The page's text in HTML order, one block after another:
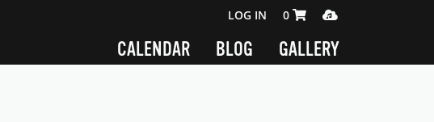
CALENDAR BLOG GALLERY
LOG IN SHOPPING CART 0 ITEMS
0 MEDIA PLAYER